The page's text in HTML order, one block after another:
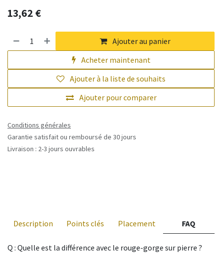
13,62€
Ajouter au panier
Acheter maintenant
Ajouter pour comparer
Ajouter à la liste de souhaits
Conditions générales
Garantie satisfait ou remboursé de 30 jours
Livraison : 2-3 jours ouvrables
Description Points clés Placement FAQ
Q : Quelle est la différence avec le rouge-gorge sur pierre ?